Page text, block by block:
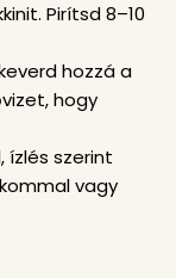
Pirítsd 8–10
hozzá a
hogy
ízlés szerint
vagy